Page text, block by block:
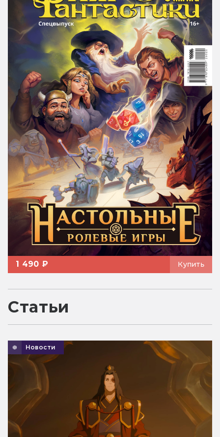
1 490 ₽ Купить
Статьи
Новости